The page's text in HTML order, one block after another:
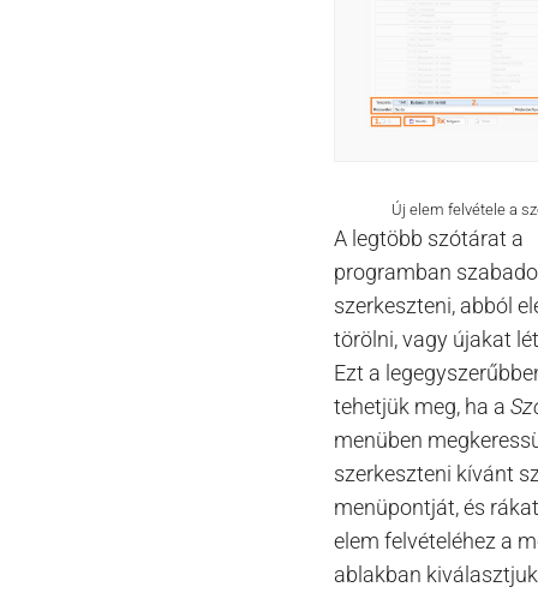
Új elem felvétele a
A legtöbb szótárat a
programban
szerkeszteni, abból
törölni, vagy újakat
Ezt a
tehetjük meg, ha a
menüben
szerkeszteni kívánt
menüpontját, és
elem felvételéhez a
ablakban